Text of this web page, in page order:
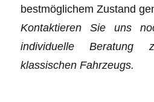
bestmöglichem Zustand
Kontaktieren Sie uns
individuelle Beratung
klassischen Fahrzeugs.